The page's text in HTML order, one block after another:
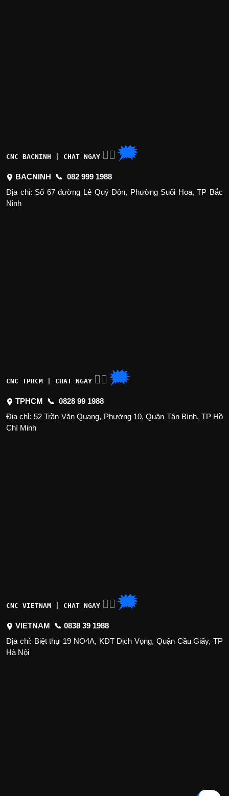
CNC BACNINH | CHAT NGAY 👉🏽 🗯
BACNINH 📞 082 999 1988
Địa chỉ: Số 67 đường Lê Quý Đôn, Phường Suối Hoa, TP Bắc
Ninh
CNC TPHCM | CHAT NGAY 👉🏽 🗯
TPHCM 📞 0828 99 1988
Địa chỉ: 52 Trần Văn Quang, Phường 10, Quận Tân Bình, TP Hồ
Chí Minh
CNC VIETNAM | CHAT NGAY 👉🏽 🗯
VIETNAM 📞 0838 39 1988
Địa chỉ: Biệt thự 19 NO4A, KĐT Dịch Vọng, Quận Cầu Giấy, TP
Hà Nội